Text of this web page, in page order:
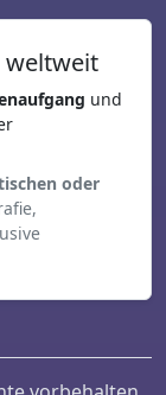
weltweit
und
oder